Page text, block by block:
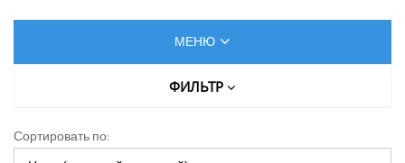
МЕНЮ
ОСУШИТЕЛИ ВОЗДУХА
ФИЛЬТР
Сортировать по: